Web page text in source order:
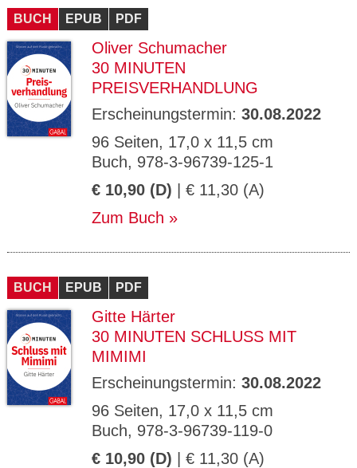
BUCH EPUB PDF
Oliver Schumacher
30 MINUTEN
PREISVERHANDLUNG
Erscheinungstermin: 30.08.2022
96 Seiten, 17,0 x 11,5 cm
Buch, 978-3-96739-125-1
€ 10,90 (D) | € 11,30 (A)
Zum Buch
BUCH EPUB PDF
Gitte Härter
30 MINUTEN SCHLUSS MIT
MIMIMI
Erscheinungstermin: 30.08.2022
96 Seiten, 17,0 x 11,5 cm
Buch, 978-3-96739-119-0
€ 10,90 (D) | € 11,30 (A)